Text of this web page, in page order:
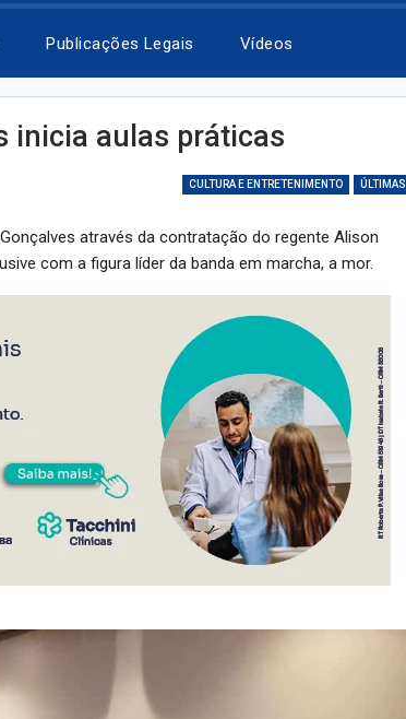
Publicações Legais Vídeos
inicia aulas práticas
CULTURA E ENTRETENIMENTO ÚLTIMAS
através da contratação do regente Alison
com a figura líder da banda em marcha, a mor.